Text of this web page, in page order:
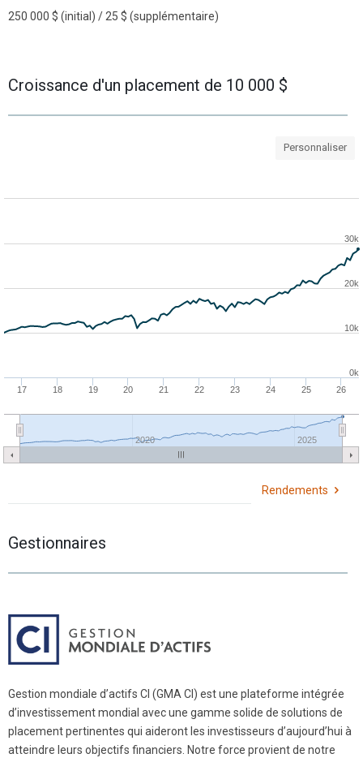
250 000 $ (initial) / 25 $ (supplémentaire)
Croissance d'un placement de 10 000 $
Personnaliser
17 18 19 20 21 22 23 24 25 26
2020 2025
0k
10k
20k
30k
Rendements
Gestionnaires
Gestion mondiale d’actifs CI (GMA CI) est une plateforme intégrée
d’investissement mondial avec une gamme solide de solutions de
placement pertinentes qui aideront les investisseurs d’aujourd’hui à
atteindre leurs objectifs financiers. Notre force provient de notre